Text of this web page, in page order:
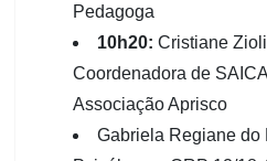
Pedagoga
10h20:Cristiane
Coordenadora de
Associação Aprisco
Gabriela Regiane do